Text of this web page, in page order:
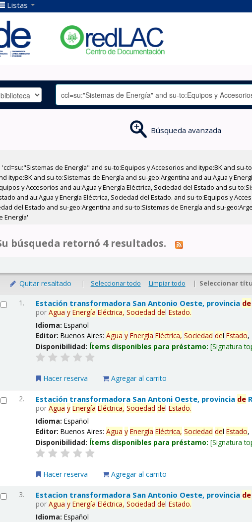
Listas
Búsqueda avanzada
de Energía" and su-to:Equipos y Accesorios and itype:BK and su-
itype:BK and su-to:Sistemas de Energía and su-geo:Argentina and au:Agua y
y Accesorios and au:Agua y Energía Eléctrica, Sociedad del Estado and su-
and au:Agua y Energía Eléctrica, Sociedad del Estado. and su-to:Equipos y
del Estado and su-geo:Argentina and su-to:Sistemas de Energía and su-
Energía'
búsqueda retornó 4 resultados.
Quitar resaltado | Seleccionar todo Limpiar todo | Seleccionar
1. Estación transformadora San Antonio Oeste, provincia de
porAgua y Energía Eléctrica, Sociedad delEstado.
Idioma:Español
Editor:Buenos Aires:Agua y Energía Eléctrica, Sociedad delEstado,
Disponibilidad: Ítems disponibles para préstamo: Signatura
Hacer reserva Agregar al carrito
2. Estación transformadora San Antoni Oeste, provincia de
porAgua y Energía Eléctrica, Sociedad delEstado.
Idioma:Español
Editor:Buenos Aires:Agua y Energía Eléctrica, Sociedad delEstado,
Disponibilidad: Ítems disponibles para préstamo: Signatura
Hacer reserva Agregar al carrito
3. Estacion transformadora San Antonio Oeste, provincia de
porAgua y Energía Eléctrica, Sociedad delEstado.
Idioma:Español